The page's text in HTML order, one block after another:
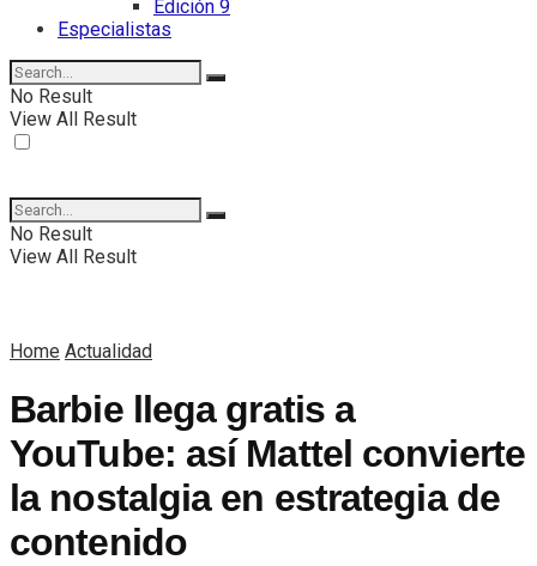
Edición 9
Especialistas
No Result
View All Result
No Result
View All Result
Home Actualidad
Barbie llega gratis a
YouTube: así Mattel convierte
la nostalgia en estrategia de
contenido